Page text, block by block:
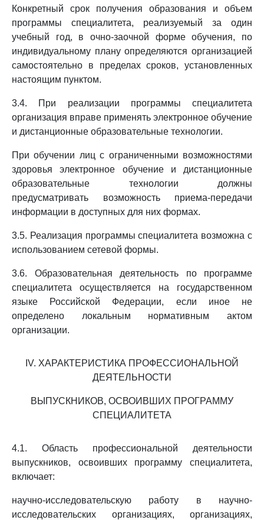
Конкретный срок получения образования и объем
программы специалитета, реализуемый за один
учебный год, в очно-заочной форме обучения, по
индивидуальному плану определяются организацией
самостоятельно в пределах сроков, установленных
настоящим пунктом.
3.4. При реализации программы специалитета
организация вправе применять электронное обучение
и дистанционные образовательные технологии.
При обучении лиц с ограниченными возможностями
здоровья электронное обучение и дистанционные
образовательные технологии должны
предусматривать возможность приема-передачи
информации в доступных для них формах.
3.5. Реализация программы специалитета возможна с
использованием сетевой формы.
3.6. Образовательная деятельность по программе
специалитета осуществляется на государственном
языке Российской Федерации, если иное не
определено локальным нормативным актом
организации.
IV. ХАРАКТЕРИСТИКА ПРОФЕССИОНАЛЬНОЙ
ДЕЯТЕЛЬНОСТИ
ВЫПУСКНИКОВ, ОСВОИВШИХ ПРОГРАММУ
СПЕЦИАЛИТЕТА
4.1. Область профессиональной деятельности
выпускников, освоивших программу специалитета,
включает:
научно-исследовательскую работу в научно-
исследовательских организациях, организациях,